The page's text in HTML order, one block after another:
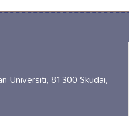
Universiti, 81300 Skudai,